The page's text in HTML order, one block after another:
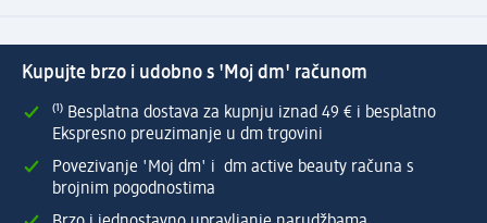
Kupujte brzo i udobno s 'Moj dm' računom
⁽¹⁾ Besplatna dostava za kupnju iznad 49 € i besplatno
Ekspresno preuzimanje u dm trgovini
Povezivanje 'Moj dm' i dm active beauty računa s
brojnim pogodnostima